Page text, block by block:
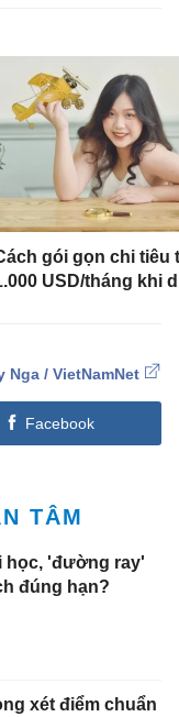
gói gọn chi tiêu
USD/tháng khi
Nga / VietNamNet
Facebook
TÂM
học, 'đường ray'
đúng hạn?
xét điểm chuẩn